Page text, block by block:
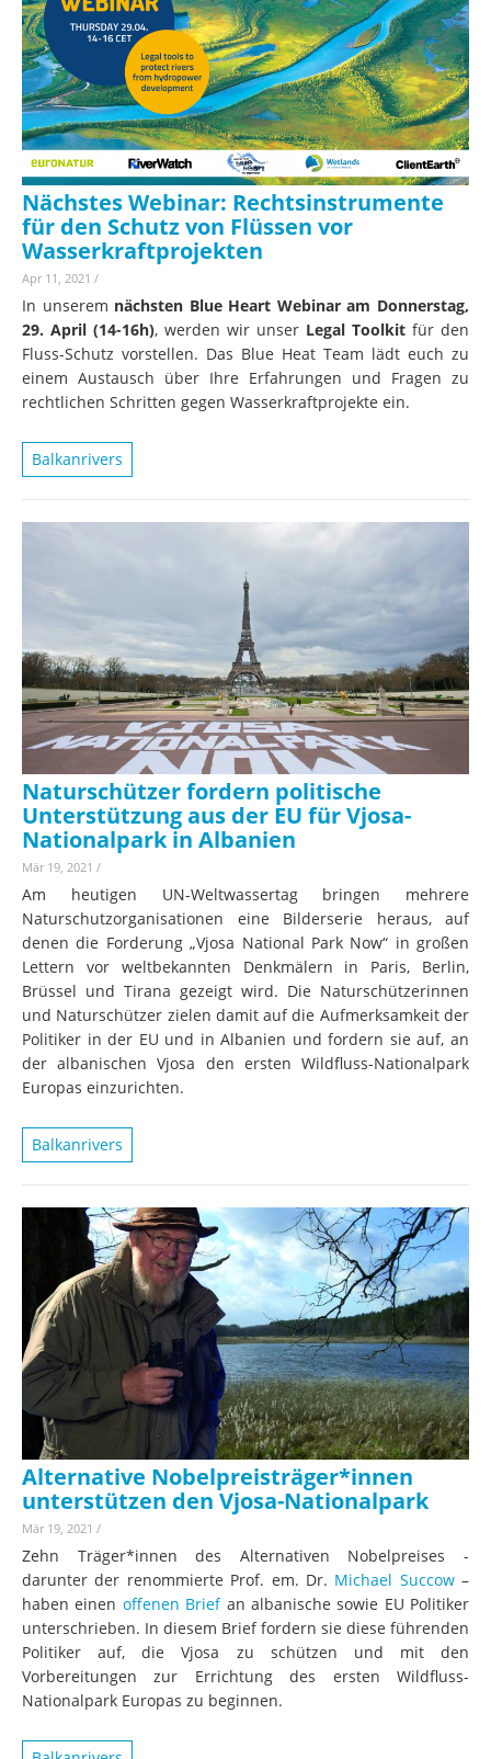
Nächstes Webinar: Rechtsinstrumente
für den Schutz von Flüssen vor
Wasserkraftprojekten
Apr 11, 2021 /
In unserem nächsten Blue Heart Webinar am Donnerstag,
29. April (14-16h), werden wir unser Legal Toolkit für den
Fluss-Schutz vorstellen. Das Blue Heat Team lädt euch zu
einem Austausch über Ihre Erfahrungen und Fragen zu
rechtlichen Schritten gegen Wasserkraftprojekte ein.
Balkanrivers
Naturschützer fordern politische
Unterstützung aus der EU für Vjosa-
Nationalpark in Albanien
Mär 19, 2021 /
Am heutigen UN-Weltwassertag bringen mehrere
Naturschutzorganisationen eine Bilderserie heraus, auf
denen die Forderung „Vjosa National Park Now“ in großen
Lettern vor weltbekannten Denkmälern in Paris, Berlin,
Brüssel und Tirana gezeigt wird. Die Naturschützerinnen
und Naturschützer zielen damit auf die Aufmerksamkeit der
Politiker in der EU und in Albanien und fordern sie auf, an
der albanischen Vjosa den ersten Wildfluss-Nationalpark
Europas einzurichten.
Balkanrivers
Alternative Nobelpreisträger*innen
unterstützen den Vjosa-Nationalpark
Mär 19, 2021 /
Zehn Träger*innen des Alternativen Nobelpreises -
darunter der renommierte Prof. em. Dr. Michael Succow–
haben einen offenen Briefan albanische sowie EU Politiker
unterschrieben. In diesem Brief fordern sie diese führenden
Politiker auf, die Vjosa zu schützen und mit den
Vorbereitungen zur Errichtung des ersten Wildfluss-
Nationalpark Europas zu beginnen.